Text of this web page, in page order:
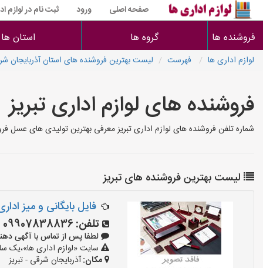
صفحه اصلی ورود ثبت نام در لوازم
فروشنده ها گروه ها استان ها
لوازم اداری ها فهرست لیست بهترین فروشنده های استان آذربایجان
فروشنده های لوازم اداری تبریز
شماره تلفن فروشنده های لوازم اداری تبریز معرفی بهترین تولیدی های عسل
لیست بهترین فروشنده های تبریز
فایل بایگانی و میز اداری
تلفن: 09907838836
لطفا پس از تماس با آگهی دهنده
سایت «لوازم اداری ها»،یک
مکان:آذربایجان شرقی - تبریز